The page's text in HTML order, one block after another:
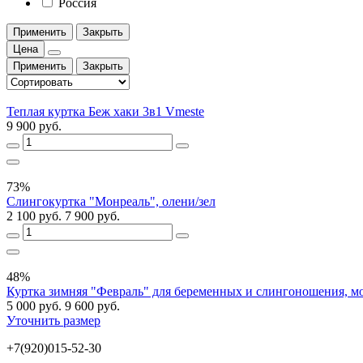
Применить
Закрыть
Цена
Применить
Закрыть
Теплая куртка Беж хаки 3в1 Vmeste
9 900 руб.
73%
Слингокуртка "Монреаль", олени/зел
2 100 руб. 7 900 руб.
48%
Куртка зимняя "Февраль" для беременных и слингоношения,
5 000 руб. 9 600 руб.
Уточнить размер
+7(920)015-52-30